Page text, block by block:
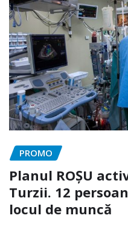
PROMO
Planul ROȘU
Turzii. 12
locul de muncă